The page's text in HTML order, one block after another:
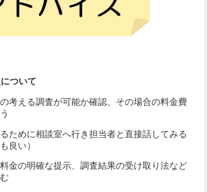
ついて
考える調査が可能か確認、その場合の料金費
ために相談室へ行き担当者と直接話してみる
良い）
金の明確な提示、調査結果の受け取り法など